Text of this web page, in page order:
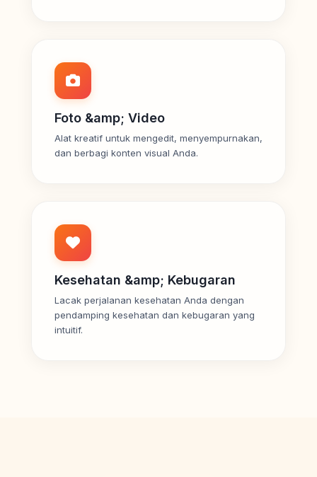
Foto &amp; Video
Alat kreatif untuk mengedit, menyempurnakan,
dan berbagi konten visual Anda.
Kesehatan &amp; Kebugaran
Lacak perjalanan kesehatan Anda dengan
pendamping kesehatan dan kebugaran yang
intuitif.